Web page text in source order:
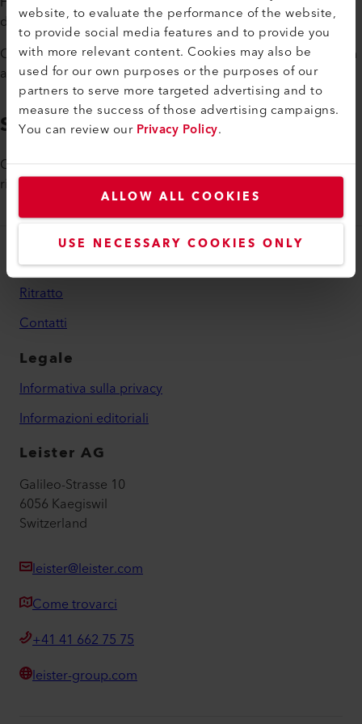
website, to evaluate the performance of the website,
to provide social media features and to provide you
with more relevant content. Cookies may also be
used for our own purposes or the purposes of our
partners to serve more targeted advertising and to
measure the success of those advertising campaigns.
You can review ourPrivacy Policy.
ALLOW ALL COOKIES
USE NECESSARY COOKIES ONLY
dopo la laurea e volete assumervi molte responsabilità?
Offriamo stimolanti opportunità di crescita e di carriera in un
ambiente internazionale.
Stiamo cercando te
Chiedete delle varie posizioni aperte. Saremo lieti di
risponderti.
Il Gruppo
Ritratto
Contatti
Legale
Informativa sulla privacy
Informazioni editoriali
Leister AG
Galileo-Strasse 10
6056 Kaegiswil
Switzerland
leister@leister.com
Come trovarci
+41 41 662 75 75
leister-group.com